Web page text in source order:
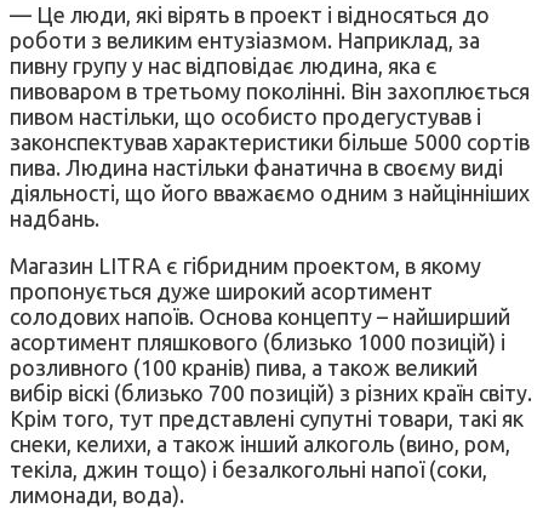
— Це люди, які вірять в проект і відносяться до
роботи з великим ентузіазмом. Наприклад, за
пивну групу у нас відповідає людина, яка є
пивоваром в третьому поколінні. Він захоплюється
пивом настільки, що особисто продегустував і
законспектував характеристики більше 5000 сортів
пива. Людина настільки фанатична в своєму виді
діяльності, що його вважаємо одним з найцінніших
надбань.
Магазин LITRA є гібридним проектом, в якому
пропонується дуже широкий асортимент
солодових напоїв. Основа концепту – найширший
асортимент пляшкового (близько 1000 позицій) і
розливного (100 кранів) пива, а також великий
вибір віскі (близько 700 позицій) з різних країн світу.
Крім того, тут представлені супутні товари, такі як
снеки, келихи, а також інший алкоголь (вино, ром,
текіла, джин тощо) і безалкогольні напої (соки,
лимонади, вода).